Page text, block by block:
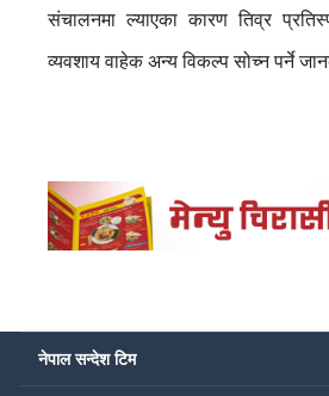
संचालनमा ल्याएका कारण तिव्र
व्यवशाय वाहेक अन्य विकल्प सोच्न पर्ने
नेपाल सन्देश टिम